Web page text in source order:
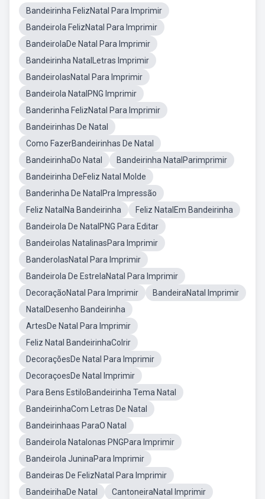
Bandeirinha FelizNatal Para Imprimir
Bandeirola FelizNatal Para Imprimir
BandeirolaDe Natal Para Imprimir
Bandeirinha NatalLetras Imprimir
BandeirolasNatal Para Imprimir
Bandeirola NatalPNG Imprimir
Banderinha FelizNatal Para Imprimir
Bandeirinhas De Natal
Como FazerBandeirinhas De Natal
BandeirinhaDo Natal
Bandeirinha NatalParimprimir
Bandeirinha DeFeliz Natal Molde
Banderinha De NatalPra Impressão
Feliz NatalNa Bandeirinha
Feliz NatalEm Bandeirinha
Bandeirola De NatalPNG Para Editar
Bandeirolas NatalinasPara Imprimir
BanderolasNatal Para Imprimir
Bandeirola De EstrelaNatal Para Imprimir
DecoraçãoNatal Para Imprimir
BandeiraNatal Imprimir
NatalDesenho Bandeirinha
ArtesDe Natal Para Imprimir
Feliz Natal BandeirinhaColrir
DecoraçõesDe Natal Para Imprimir
DecoraçoesDe Natal Imprimir
Para Bens EstiloBandeirinha Tema Natal
BandeirinhaCom Letras De Natal
Bandeirinhaas ParaO Natal
Bandeirola Natalonas PNGPara Imprimir
Bandeirola JuninaPara Imprimir
Bandeiras De FelizNatal Para Imprimir
BandeirihaDe Natal
CantoneiraNatal Imprimir